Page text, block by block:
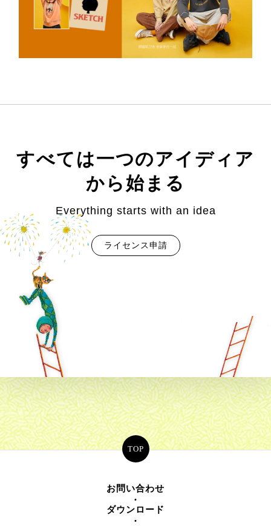
すべては一つのアイディア
から始まる
Everything starts with an idea
ライセンス申請
TOP
お問い合わせ
ダウンロード